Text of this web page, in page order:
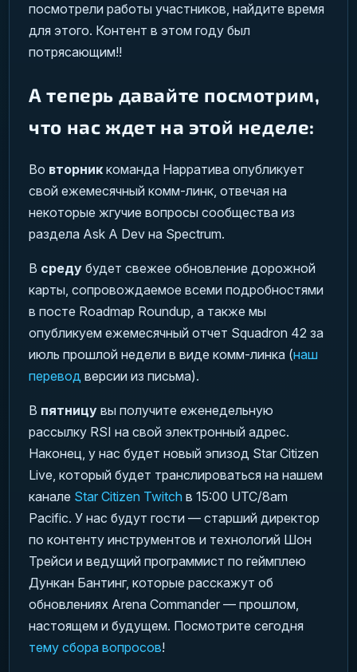
посмотрели работы участников, найдите время
для этого. Контент в этом году был
потрясающим!!
А теперь давайте посмотрим,
что нас ждет на этой неделе:
Во вторник команда Нарратива опубликует
свой ежемесячный комм-линк, отвечая на
некоторые жгучие вопросы сообщества из
раздела Ask A Dev на Spectrum.
В среду будет свежее обновление дорожной
карты, сопровождаемое всеми подробностями
в посте Roadmap Roundup, а также мы
опубликуем ежемесячный отчет Squadron 42 за
июль прошлой недели в виде комм-линка (наш
перевод версии из письма).
В пятницу вы получите еженедельную
рассылку RSI на свой электронный адрес.
Наконец, у нас будет новый эпизод Star Citizen
Live, который будет транслироваться на нашем
канале Star Citizen Twitch в 15:00 UTC/8am
Pacific. У нас будут гости — старший директор
по контенту инструментов и технологий Шон
Трейси и ведущий программист по геймплею
Дункан Бантинг, которые расскажут об
обновлениях Arena Commander — прошлом,
настоящем и будущем. Посмотрите сегодня
тему сбора вопросов!